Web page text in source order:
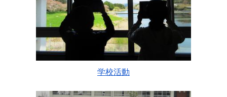
学校活動